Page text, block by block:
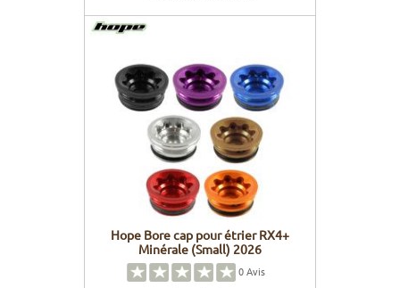
Hope Bore cap pour étrier RX4+
Minérale (Small) 2026
0Avis